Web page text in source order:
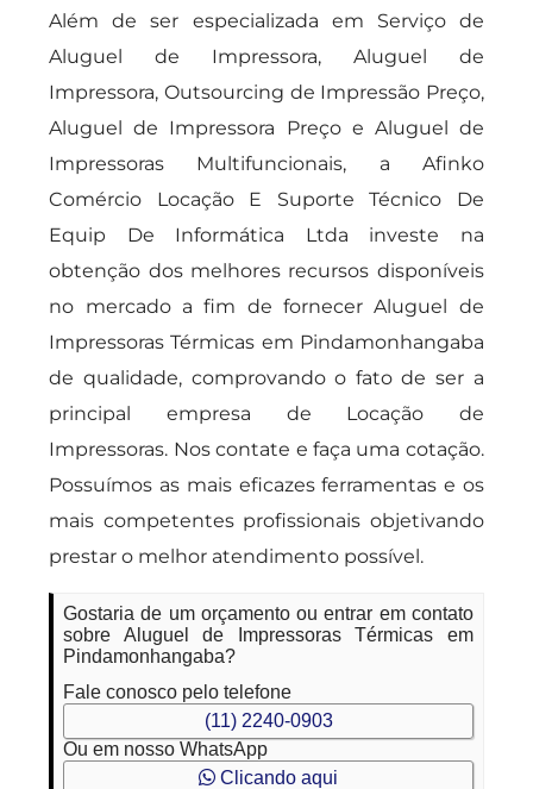
Além de ser especializada em Serviço de
Aluguel de Impressora, Aluguel de
Impressora, Outsourcing de Impressão Preço,
Aluguel de Impressora Preço e Aluguel de
Impressoras Multifuncionais, a Afinko
Comércio Locação E Suporte Técnico De
Equip De Informática Ltda investe na
obtenção dos melhores recursos disponíveis
no mercado a fim de fornecer Aluguel de
Impressoras Térmicas em Pindamonhangaba
de qualidade, comprovando o fato de ser a
principal empresa de Locação de
Impressoras. Nos contate e faça uma cotação.
Possuímos as mais eficazes ferramentas e os
mais competentes profissionais objetivando
prestar o melhor atendimento possível.
Gostaria de um orçamento ou entrar em contato
sobre Aluguel de Impressoras Térmicas em
Pindamonhangaba?
Fale conosco pelo telefone
(11) 2240-0903
Ou em nosso WhatsApp
Clicando aqui